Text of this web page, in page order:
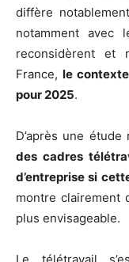
diffère
notamment avec
reconsidèrent et
France,le
pour 2025.
D’après une étude
des cadres
d’entreprise si
montre clairement
plus envisageable.